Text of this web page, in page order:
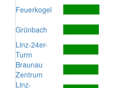
Feuerkogel
Grünbach
Linz-24er-
Turm
Braunau
Zentrum
Linz-